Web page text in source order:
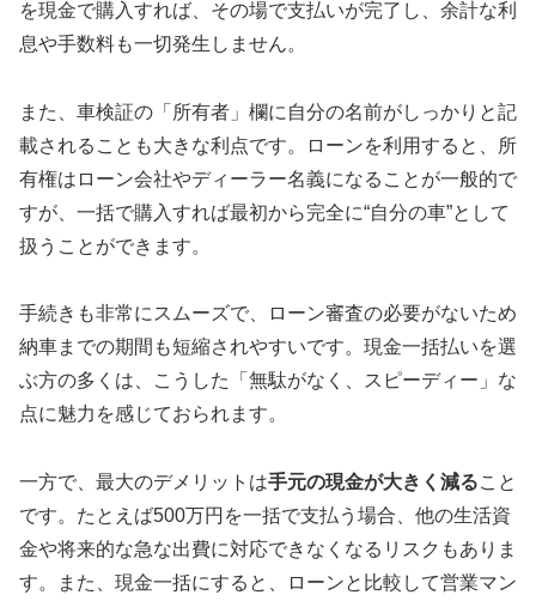
を現金で購入すれば、その場で支払いが完了し、余計な利
息や手数料も一切発生しません。
また、車検証の「所有者」欄に自分の名前がしっかりと記
載されることも大きな利点です。ローンを利用すると、所
有権はローン会社やディーラー名義になることが一般的で
すが、一括で購入すれば最初から完全に“自分の車”として
扱うことができます。
手続きも非常にスムーズで、ローン審査の必要がないため
納車までの期間も短縮されやすいです。現金一括払いを選
ぶ方の多くは、こうした「無駄がなく、スピーディー」な
点に魅力を感じておられます。
一方で、最大のデメリットは手元の現金が大きく減ること
です。たとえば500万円を一括で支払う場合、他の生活資
金や将来的な急な出費に対応できなくなるリスクもありま
す。また、現金一括にすると、ローンと比較して営業マン